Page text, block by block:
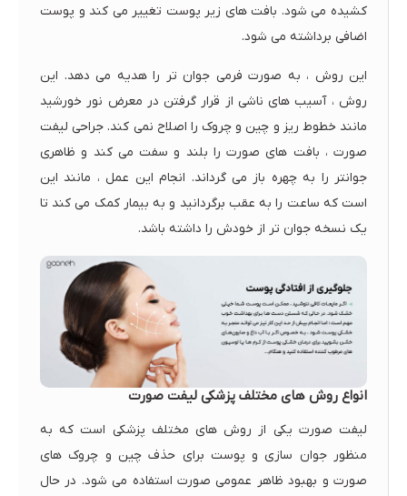
کشیده می شود. بافت های زیر پوست تغییر می کند و پوست
اضافی برداشته می شود.
این روش ، به صورت فرمی جوان تر را هدیه می دهد. این
روش ، آسیب های ناشی از قرار گرفتن در معرض نور خورشید
مانند خطوط ریز و چین و چروک را اصلاح نمی کند. جراحی لیفت
صورت ، بافت‌ های صورت را بلند و سفت می‌ کند و ظاهری
جوانتر را به چهره باز می گرداند. انجام این عمل ، مانند این
است که ساعت را به عقب برگردانید و به بیمار کمک می‌ کند تا
یک نسخه جوان‌ تر از خودش را داشته باشد.
انواع روش های مختلف پزشکی لیفت صورت
لیفت صورت یکی از روش های مختلف پزشکی است که به
منظور جوان سازی و پوست برای حذف چین و چروک های
صورت و بهبود ظاهر عمومی صورت استفاده می شود. در حال